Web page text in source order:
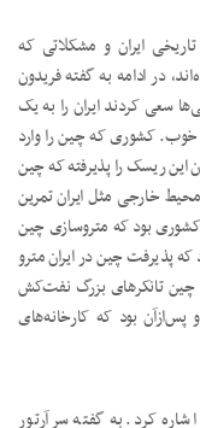
ایران و مشکلاتی که
در ادامه به گفته فریدون
سعی کردند ایران را به یک
کشوری که چین را وارد
این ریسک را پذیرفته که چین
خارجی مثل ایران تمرین
کشوری بود که متروسازی چین
پذیرفت چین در ایران مترو
چین تانکرهای بزرگ نفت‌کش
داد و پس‌ازآن بود که کارخانه‌های
کرد. به ‌گفته سر آرتور